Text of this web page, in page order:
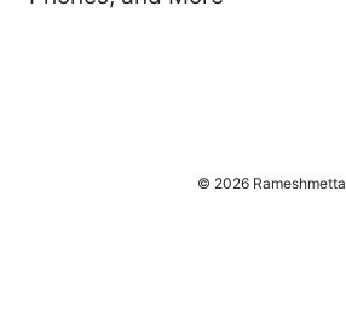
© 2026 Rameshmetta